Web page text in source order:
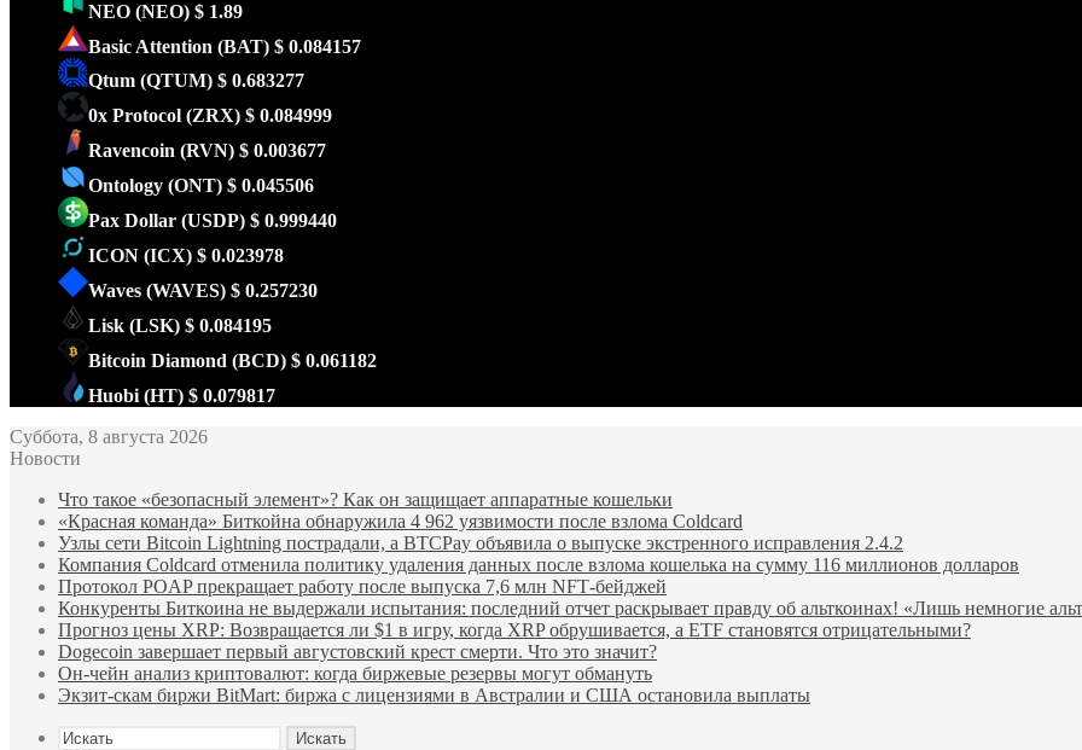
NEO (NEO) $ 1.89
Basic Attention (BAT) $ 0.084157
Qtum (QTUM) $ 0.683277
0x Protocol (ZRX) $ 0.084999
Ravencoin (RVN) $ 0.003677
Ontology (ONT) $ 0.045506
Pax Dollar (USDP) $ 0.999440
ICON (ICX) $ 0.023978
Waves (WAVES) $ 0.257230
Lisk (LSK) $ 0.084195
Bitcoin Diamond (BCD) $ 0.061182
Huobi (HT) $ 0.079817
Суббота, 8 августа 2026
Новости
Что такое «безопасный элемент»? Как он защищает аппаратные кошельки
«Красная команда» Биткойна обнаружила 4 962 уязвимости после взлома Coldcard
Узлы сети Bitcoin Lightning пострадали, а BTCPay объявила о выпуске экстренного исправления 2.4.2
Компания Coldcard отменила политику удаления данных после взлома кошелька на сумму 116 миллионов долларов
Протокол POAP прекращает работу после выпуска 7,6 млн NFT‑бейджей
Конкуренты Биткоина не выдержали испытания: последний отчет раскрывает правду об альткоинах! «Лишь немногие
Прогноз цены XRP: Возвращается ли $1 в игру, когда XRP обрушивается, а ETF становятся отрицательными?
Dogecoin завершает первый августовский крест смерти. Что это значит?
Он-чейн анализ криптовалют: когда биржевые резервы могут обмануть
Экзит-скам биржи BitMart: биржа с лицензиями в Австралии и США остановила выплаты
Искать